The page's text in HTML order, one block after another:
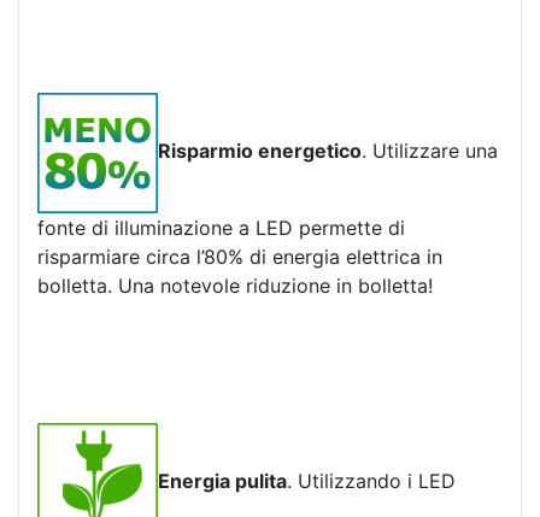
Risparmio energetico. Utilizzare una
fonte di illuminazione a LED permette di
risparmiare circa l’80% di energia elettrica in
bolletta. Una notevole riduzione in bolletta!
Energia pulita. Utilizzando i LED